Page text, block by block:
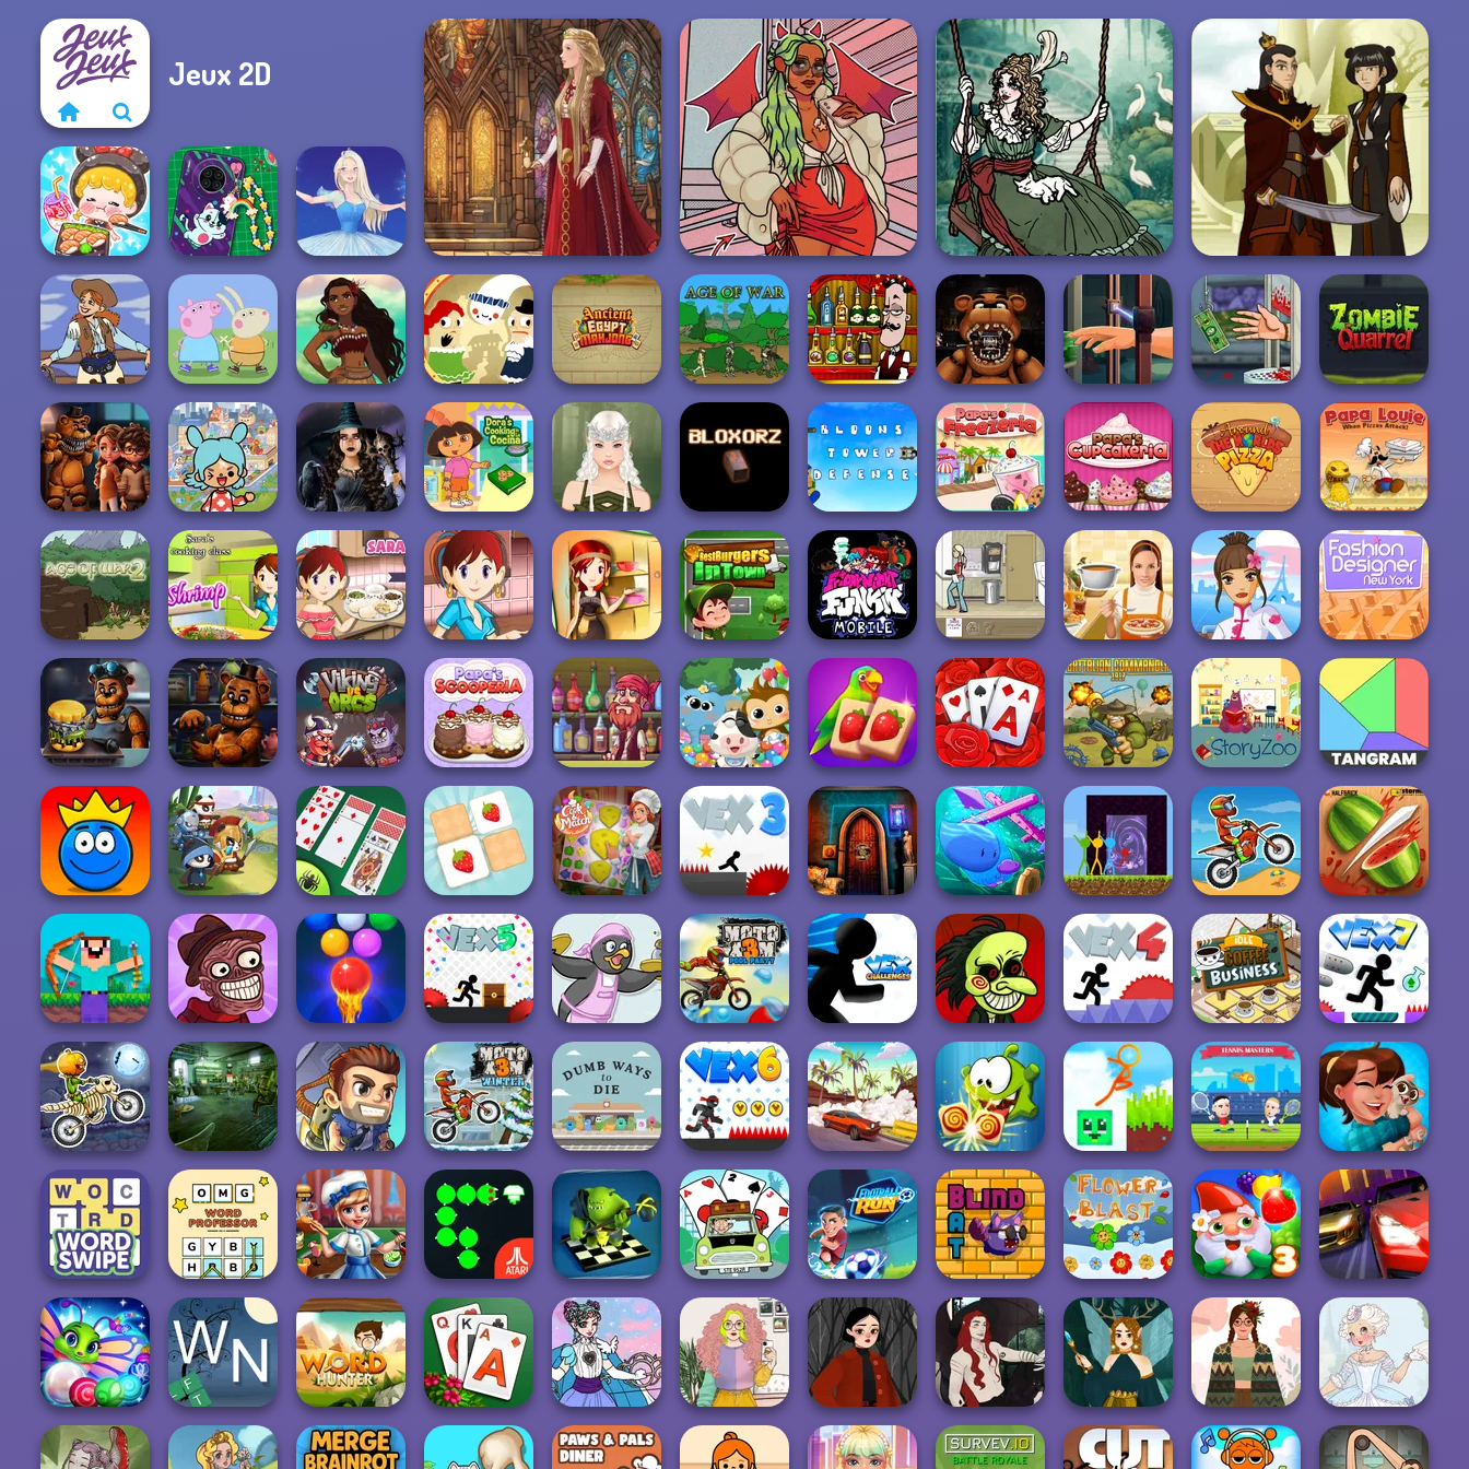
Jeux 2D
Medieval Doll https://www.dolldivine.com/mei... Moonlit Masquerade Firebender Zuko
ASMR Girl:
Livestream
Mukbang
DIY Phone Case
Shop
Ice Ballerina
Cowgirl
Peppa Pig
Character
Creator
Polynesian
Princess Moana
Haunt the House
Ancient Egypt
Mahjong
Age of War
Bartender The
Right Mix
FNAF: Night at
the Dentist
Hand Me The
Goods
Handless
Millionaire
Zombie Quarrel
FNAF Horror At
Home
Toca Boca
Everything
Unlocked
Mystic Coven The
Sisterhood of...
Dora Cooking in
la Cucina
Elven Makeover Bloxorz
Bloons Tower
Defense
Papa's Freezeria
Papa's
Cupcakeria
Around the
Worlds Pizza
Papa Louie:
When Pizzas
Attack
Age of War 2
Sara's Cooking
Class - Garlic...
Sara's Cooking
Class: Burritos
Sara's Cooking
Class Lentil So...
Sara's Cooking
Class:
Thanksgi...
Best Burgers In
Town
Friday Night
Funkin': Foned
In...
The Waitress Whats For Dinner
Fashion
Designer World
Tour
Designer New
York
FNAF Burger FNAF Bartender Viking vs Orcs
Papa's
Scooperia
Pirate Bartender
Captain's Gro...
Dr. Panda
Daycare
Solitaire
Mahjong Juicy
Solitaire TriPeaks
Garden
Battalion
Commander 1917
StoryZoo Games Tangram
Ball Tales - The
Holy Treasure
Panda Legend
Best Classic
Spider Solitaire
Memory Match
Puzzle
Cook and Match:
Sara's Adventu...
Vex 3
100 Doors:
Escape Room
Mini Swim
Stickman
Parkour Skyland
Moto X3M Fruit Ninja
Noob vs 1000
Zombies!
Trollface Quest:
Horror 2
Bubble Shooter
Free 2
Vex 5 Penguin Diner
Moto X3M Pool
Party
VEX Challenges
Trollface Quest:
Horror
Vex 4
Idle Coffee
Business
Vex 7
Moto X3M
Spooky Land
Robot Bar: Spot
the Difference...
Jetpack Joyride Moto X3M Winter
Dumb Ways to
Die
Vex 6 Drifting Mania
Om Nom
Connect Classic
Stickman
Parkour 2: Lucky
Bloc...
Tennis Masters Mahjong Story 2
Word Swipe
OMG Word
Professor
Cooking Scene Atari Centipede
Checkers RPG:
Online PvP
Battl...
Mr Bean Solitaire
Adventures
Football Run Blind Bat Flower Blast Garden Tales 3 Drag Racing City